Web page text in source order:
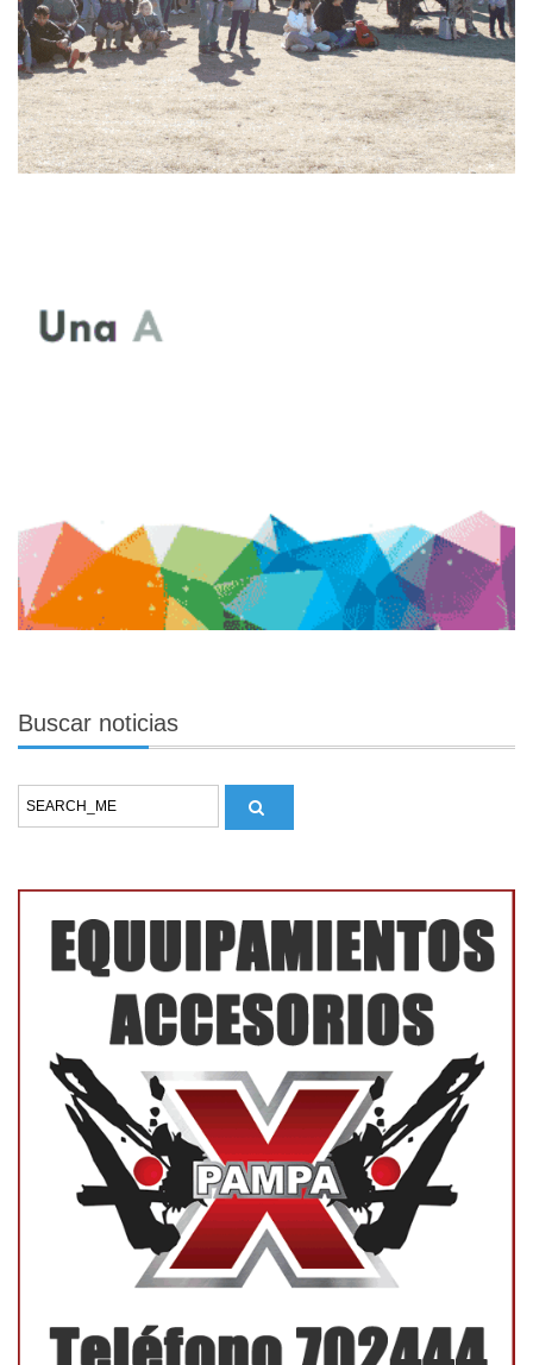
Buscar noticias